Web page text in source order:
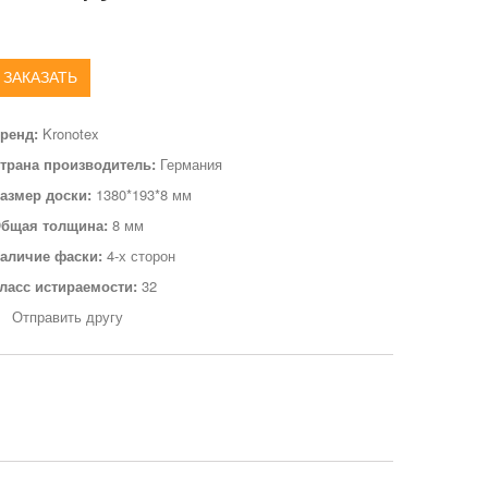
ЗАКАЗАТЬ
Kronotex
производитель: Германия
доски: 1380*193*8 мм
толщина: 8 мм
фаски: 4-х сторон
истираемости: 32
Отправить другу